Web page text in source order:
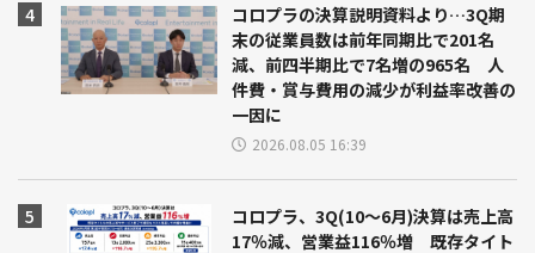
コロプラの決算説明資料より…3Q期
末の従業員数は前年同期比で201名
減、前四半期比で7名増の965名 人
件費・賞与費用の減少が利益率改善の
一因に
2026.08.05 16:39
コロプラ、3Q(10～6月)決算は売上高
17％減、営業益116％増 既存タイト